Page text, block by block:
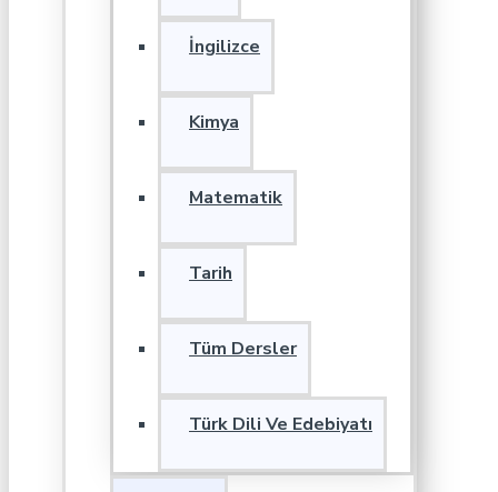
İngilizce
Kimya
Matematik
Tarih
Tüm Dersler
Türk Dili Ve Edebiyatı